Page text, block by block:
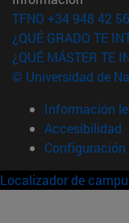
TFNO +34 948 42
¿QUÉ GRADO TE
¿QUÉ MÁSTER TE
© Universidad de
Información
Accesibilidad
Localizador de